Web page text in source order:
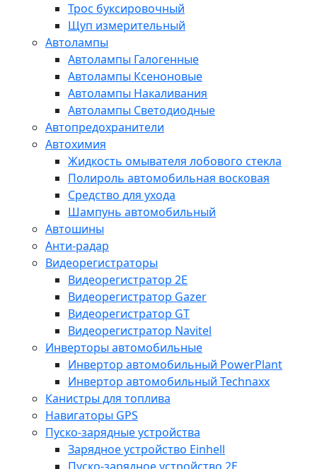
Трос буксировочный
Щуп измерительный
Автолампы
Автолампы Галогенные
Автолампы Ксеноновые
Автолампы Накаливания
Автолампы Светодиодные
Автопредохранители
Автохимия
Жидкость омывателя лобового стекла
Полироль автомобильная восковая
Средство для ухода
Шампунь автомобильный
Автошины
Анти-радар
Видеорегистраторы
Видеорегистратор 2E
Видеорегистратор Gazer
Видеорегистратор GT
Видеорегистратор Navitel
Инверторы автомобильные
Инвертор автомобильный PowerPlant
Инвертор автомобильный Technaxx
Канистры для топлива
Навигаторы GPS
Пуско-зарядные устройства
Зарядное устройство Einhell